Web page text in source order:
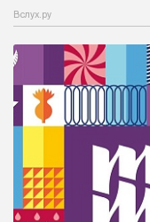
Вслух.ру